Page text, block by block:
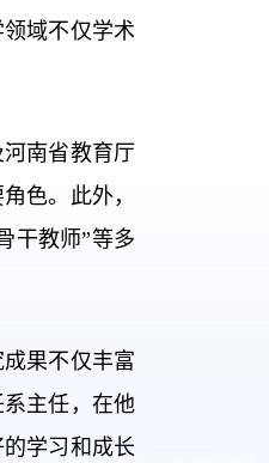
域不仅学术
南省教育厅
色。此外，
干教师”等多
果不仅丰富
主任，在他
学习和成长